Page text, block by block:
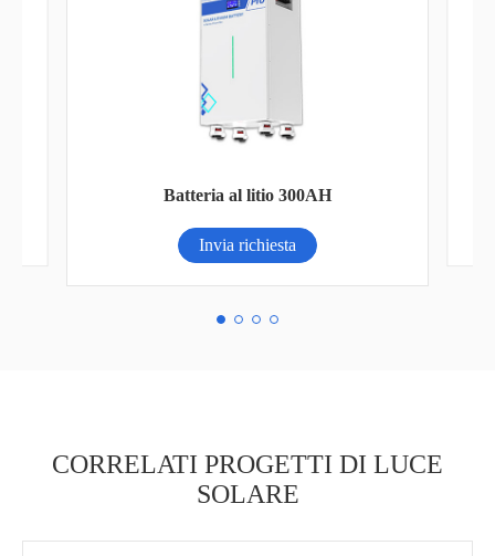
energetico
Invia richiesta
CORRELATI PROGETTI DI LUCE
SOLARE